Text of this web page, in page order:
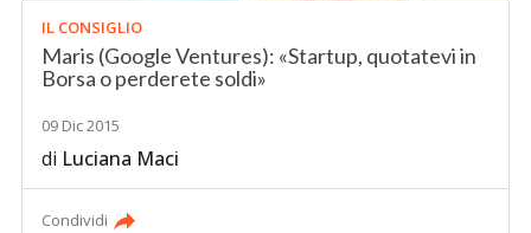
IL CONSIGLIO
Maris (Google Ventures): «Startup, quotatevi in
Borsa o perderete soldi»
09 Dic 2015
di Luciana Maci
Condividi